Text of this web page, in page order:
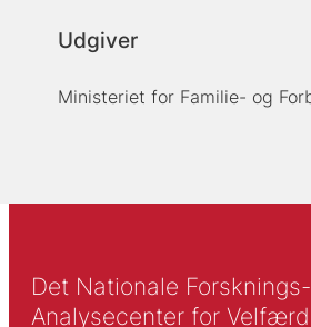
Udgiver
Ministeriet for Familie- og
Det Nationale
Analysecenter for